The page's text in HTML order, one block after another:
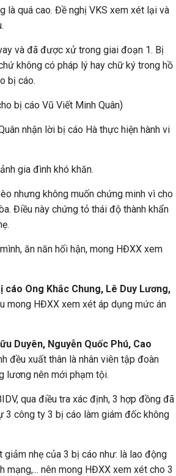
là quá cao. Đề nghị VKS xem xét lại và
và đã được xử trong giai đoạn 1. Bị
không có pháp lý hay chữ ký trong hồ
bị cáo.
bị cáo Vũ Viết Minh Quân)
nhận lời bị cáo Hà thực hiện hành vi
gia đình khó khăn.
nhưng không muốn chứng minh vì cho
Điều này chứng tỏ thái độ thành khẩn
ăn năn hối hận, mong HĐXX xem
Ong Khắc Chung, Lê Duy Lương,
mong HĐXX xem xét áp dụng mức án
Duyên, Nguyễn Quốc Phú, Cao
đều xuất thân là nhân viên tập đoàn
lương nên mới phạm tội.
qua điều tra xác định, 3 hợp đồng đã
3 công ty 3 bị cáo làm giám đốc không
nhẹ của 3 bị cáo như: là lao động
mạng,... nên mong HĐXX xem xét cho 3